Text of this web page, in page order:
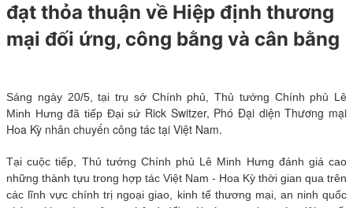
đạt thỏa thuận về Hiệp định thương
mại đối ứng, công bằng và cân bằng
Sáng ngày 20/5, tại trụ sở Chính phủ, Thủ tướng Chính phủ Lê
Minh Hưng đã tiếp Đại sứ Rick Switzer, Phó Đại diện Thương mại
Hoa Kỳ nhân chuyến công tác tại Việt Nam.
Tại cuộc tiếp, Thủ tướng Chính phủ Lê Minh Hưng đánh giá cao
những thành tựu trong hợp tác Việt Nam - Hoa Kỳ thời gian qua trên
các lĩnh vực chính trị ngoại giao, kinh tế thương mại, an ninh quốc